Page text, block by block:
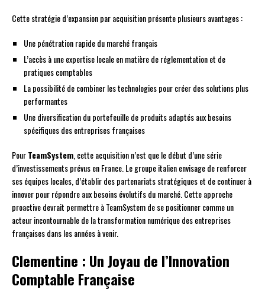
Cette stratégie d’expansion par acquisition présente plusieurs avantages :
Une pénétration rapide du marché français
L’accès à une expertise locale en matière de réglementation et de
pratiques comptables
La possibilité de combiner les technologies pour créer des solutions plus
performantes
Une diversification du portefeuille de produits adaptés aux besoins
spécifiques des entreprises françaises
PourTeamSystem , cette acquisition n’est que le début d’une série
d’investissements prévus en France. Le groupe italien envisage de renforcer
ses équipes locales, d’établir des partenariats stratégiques et de continuer à
innover pour répondre aux besoins évolutifs du marché. Cette approche
proactive devrait permettre à TeamSystem de se positionner comme un
acteur incontournable de la transformation numérique des entreprises
françaises dans les années à venir.
Clementine : Un Joyau de l’Innovation
Comptable Française